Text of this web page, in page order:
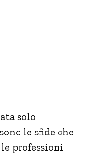
solo
le sfide che
professioni